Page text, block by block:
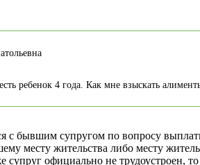
ребенок 4 года. Как мне взыскать
с бывшим супругом по вопросу
месту жительства либо месту
официально не трудоустроен,